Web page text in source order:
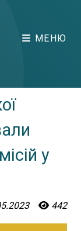
МЕНЮ
у
442